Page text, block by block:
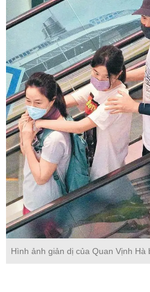
Hình ảnh giản dị của Quan Vịnh Hà